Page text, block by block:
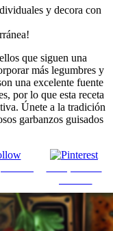
y decora con
que siguen una
más legumbres y
una excelente fuente
por lo que esta receta
Únete a la tradición
garbanzos guisados